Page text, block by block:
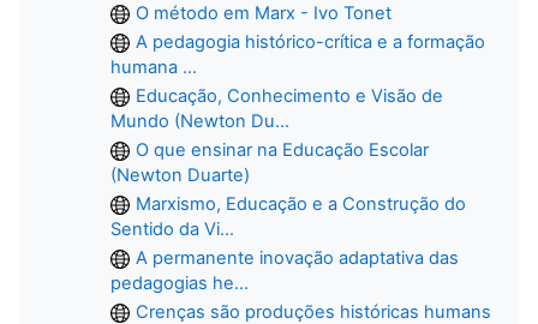
O método em Marx - Ivo Tonet
A pedagogia histórico-crítica e a formação
humana ...
Educação, Conhecimento e Visão de
Mundo (Newton Du...
O que ensinar na Educação Escolar
(Newton Duarte)
Marxismo, Educação e a Construção do
Sentido da Vi...
A permanente inovação adaptativa das
pedagogias he...
Crenças são produções históricas humans